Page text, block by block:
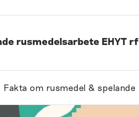
rusmedelsarbete EHYT rf
Fakta om rusmedel & spelande